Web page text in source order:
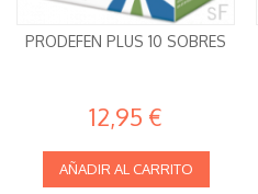
PRODEFEN PLUS 10 SOBRES
12,95 €
AÑADIR AL CARRITO